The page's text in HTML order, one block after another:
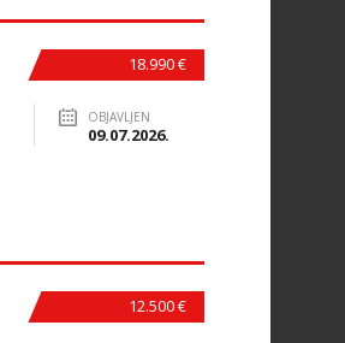
18.990 €
OBJAVLJEN
09.07.2026.
12.500 €